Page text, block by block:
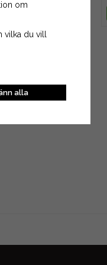
om
vilka du vill
alla